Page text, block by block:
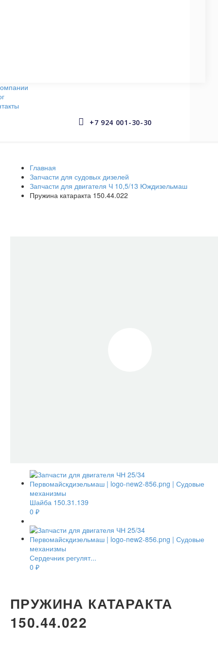

 +7 924 001-30-30
Главная
Запчасти для судовых дизелей
Запчасти для двигателя Ч 10,5/13 Юждизельмаш
Пружина катаракта 150.44.022
Шайба 150.31.139
0 ₽
Сердечник регулят...
0 ₽
ПРУЖИНА КАТАРАКТА
150.44.022